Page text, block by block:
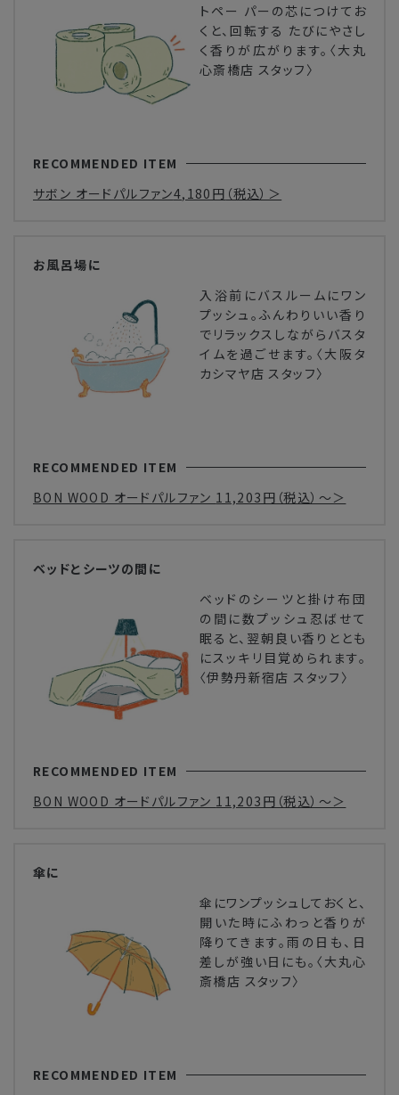
トペー パーの芯につけてお
くと、回転する たびにやさし
く香りが広がります。〈大丸
心斎橋店 スタッフ〉
RECOMMENDED ITEM
サボン オードパルファン4,180円 （税込）＞
お風呂場に
入浴前にバスルームにワン
プッシュ。ふんわりいい香り
でリラックスしながらバスタ
イムを過ごせます。〈大阪タ
カシマヤ店 スタッフ〉
RECOMMENDED ITEM
BON WOOD オードパルファン 11,203円 （税込）～＞
ベッドとシーツの間に
ベッドのシーツと掛け布団
の間に数プッシュ忍ばせて
眠ると、翌朝良い香りととも
にスッキリ目覚められます。
〈伊勢丹新宿店 スタッフ〉
RECOMMENDED ITEM
BON WOOD オードパルファン 11,203円 （税込）～＞
傘に
傘にワンプッシュしておくと、
開いた時にふわっと香りが
降りてきます。雨の日も、日
差しが強い日にも。〈大丸心
斎橋店 スタッフ〉
RECOMMENDED ITEM